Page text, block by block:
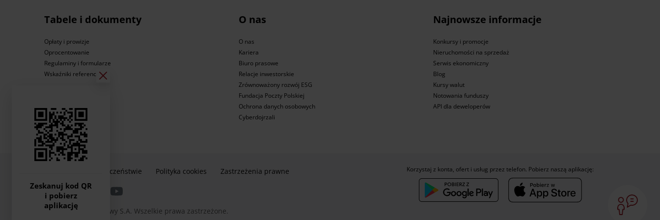
Zeskanuj kod QR
i pobierz
aplikację
Tabele i dokumenty
Opłaty i prowizje
Oprocentowanie
Regulaminy i formularze
Wskaźniki referencyjne
O nas
O nas
Kariera
Biuro prasowe
Relacje inwestorskie
Zrównoważony rozwój ESG
Fundacja Poczty Polskiej
Ochrona danych osobowych
Cyberdojrzali
Najnowsze informacje
Konkursy i promocje
Nieruchomości na sprzedaż
Serwis ekonomiczny
Blog
Kursy walut
Notowania funduszy
API dla deweloperów
Informacje o bezpieczeństwie Polityka cookies Zastrzeżenia prawne
2026 © Bank Pocztowy S.A. Wszelkie prawa zastrzeżone.
Korzystaj z konta, ofert i usług przez telefon. Pobierz naszą aplikację: